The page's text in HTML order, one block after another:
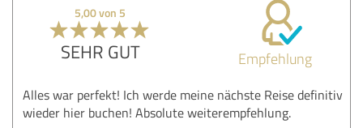
5,00 von 5
SEHR GUT Empfehlung
Alles war perfekt! Ich werde meine nächste Reise definitiv
wieder hier buchen! Absolute weiterempfehlung.